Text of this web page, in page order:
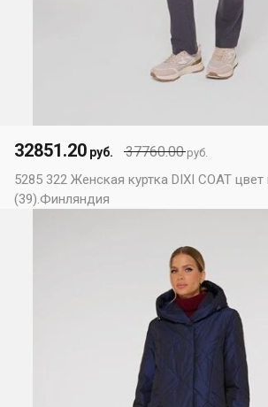
37760.00руб.
32851.20 руб.
5285 322 Женская куртка DIXI COAT
(39).Финляндия